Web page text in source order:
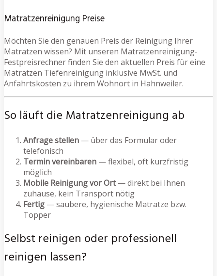
Matratzenreinigung Preise
Möchten Sie den genauen Preis der Reinigung Ihrer
Matratzen wissen? Mit unseren Matratzenreinigung-
Festpreisrechner finden Sie den aktuellen Preis für eine
Matratzen Tiefenreinigung inklusive MwSt. und
Anfahrtskosten zu ihrem Wohnort in Hahnweiler.
So läuft die Matratzenreinigung ab
Anfrage stellen — über das Formular oder
telefonisch
Termin vereinbaren — flexibel, oft kurzfristig
möglich
Mobile Reinigung vor Ort— direkt bei Ihnen
zuhause, kein Transport nötig
Fertig — saubere, hygienische Matratze bzw.
Topper
Selbst reinigen oder professionell
reinigen lassen?